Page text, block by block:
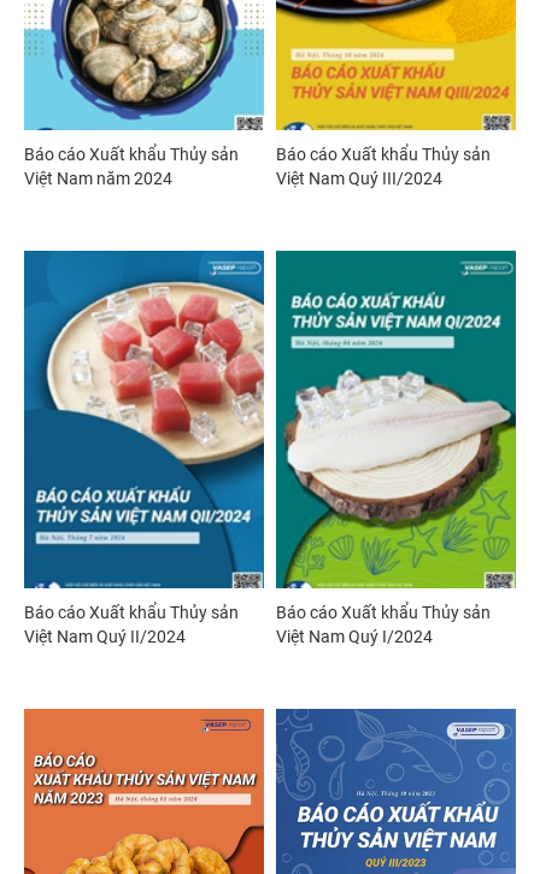
Báo cáo Xuất khẩu Thủy sản
Việt Nam năm 2024
Báo cáo Xuất khẩu Thủy sản
Việt Nam Quý III/2024
Báo cáo Xuất khẩu Thủy sản
Việt Nam Quý II/2024
Báo cáo Xuất khẩu Thủy sản
Việt Nam Quý I/2024